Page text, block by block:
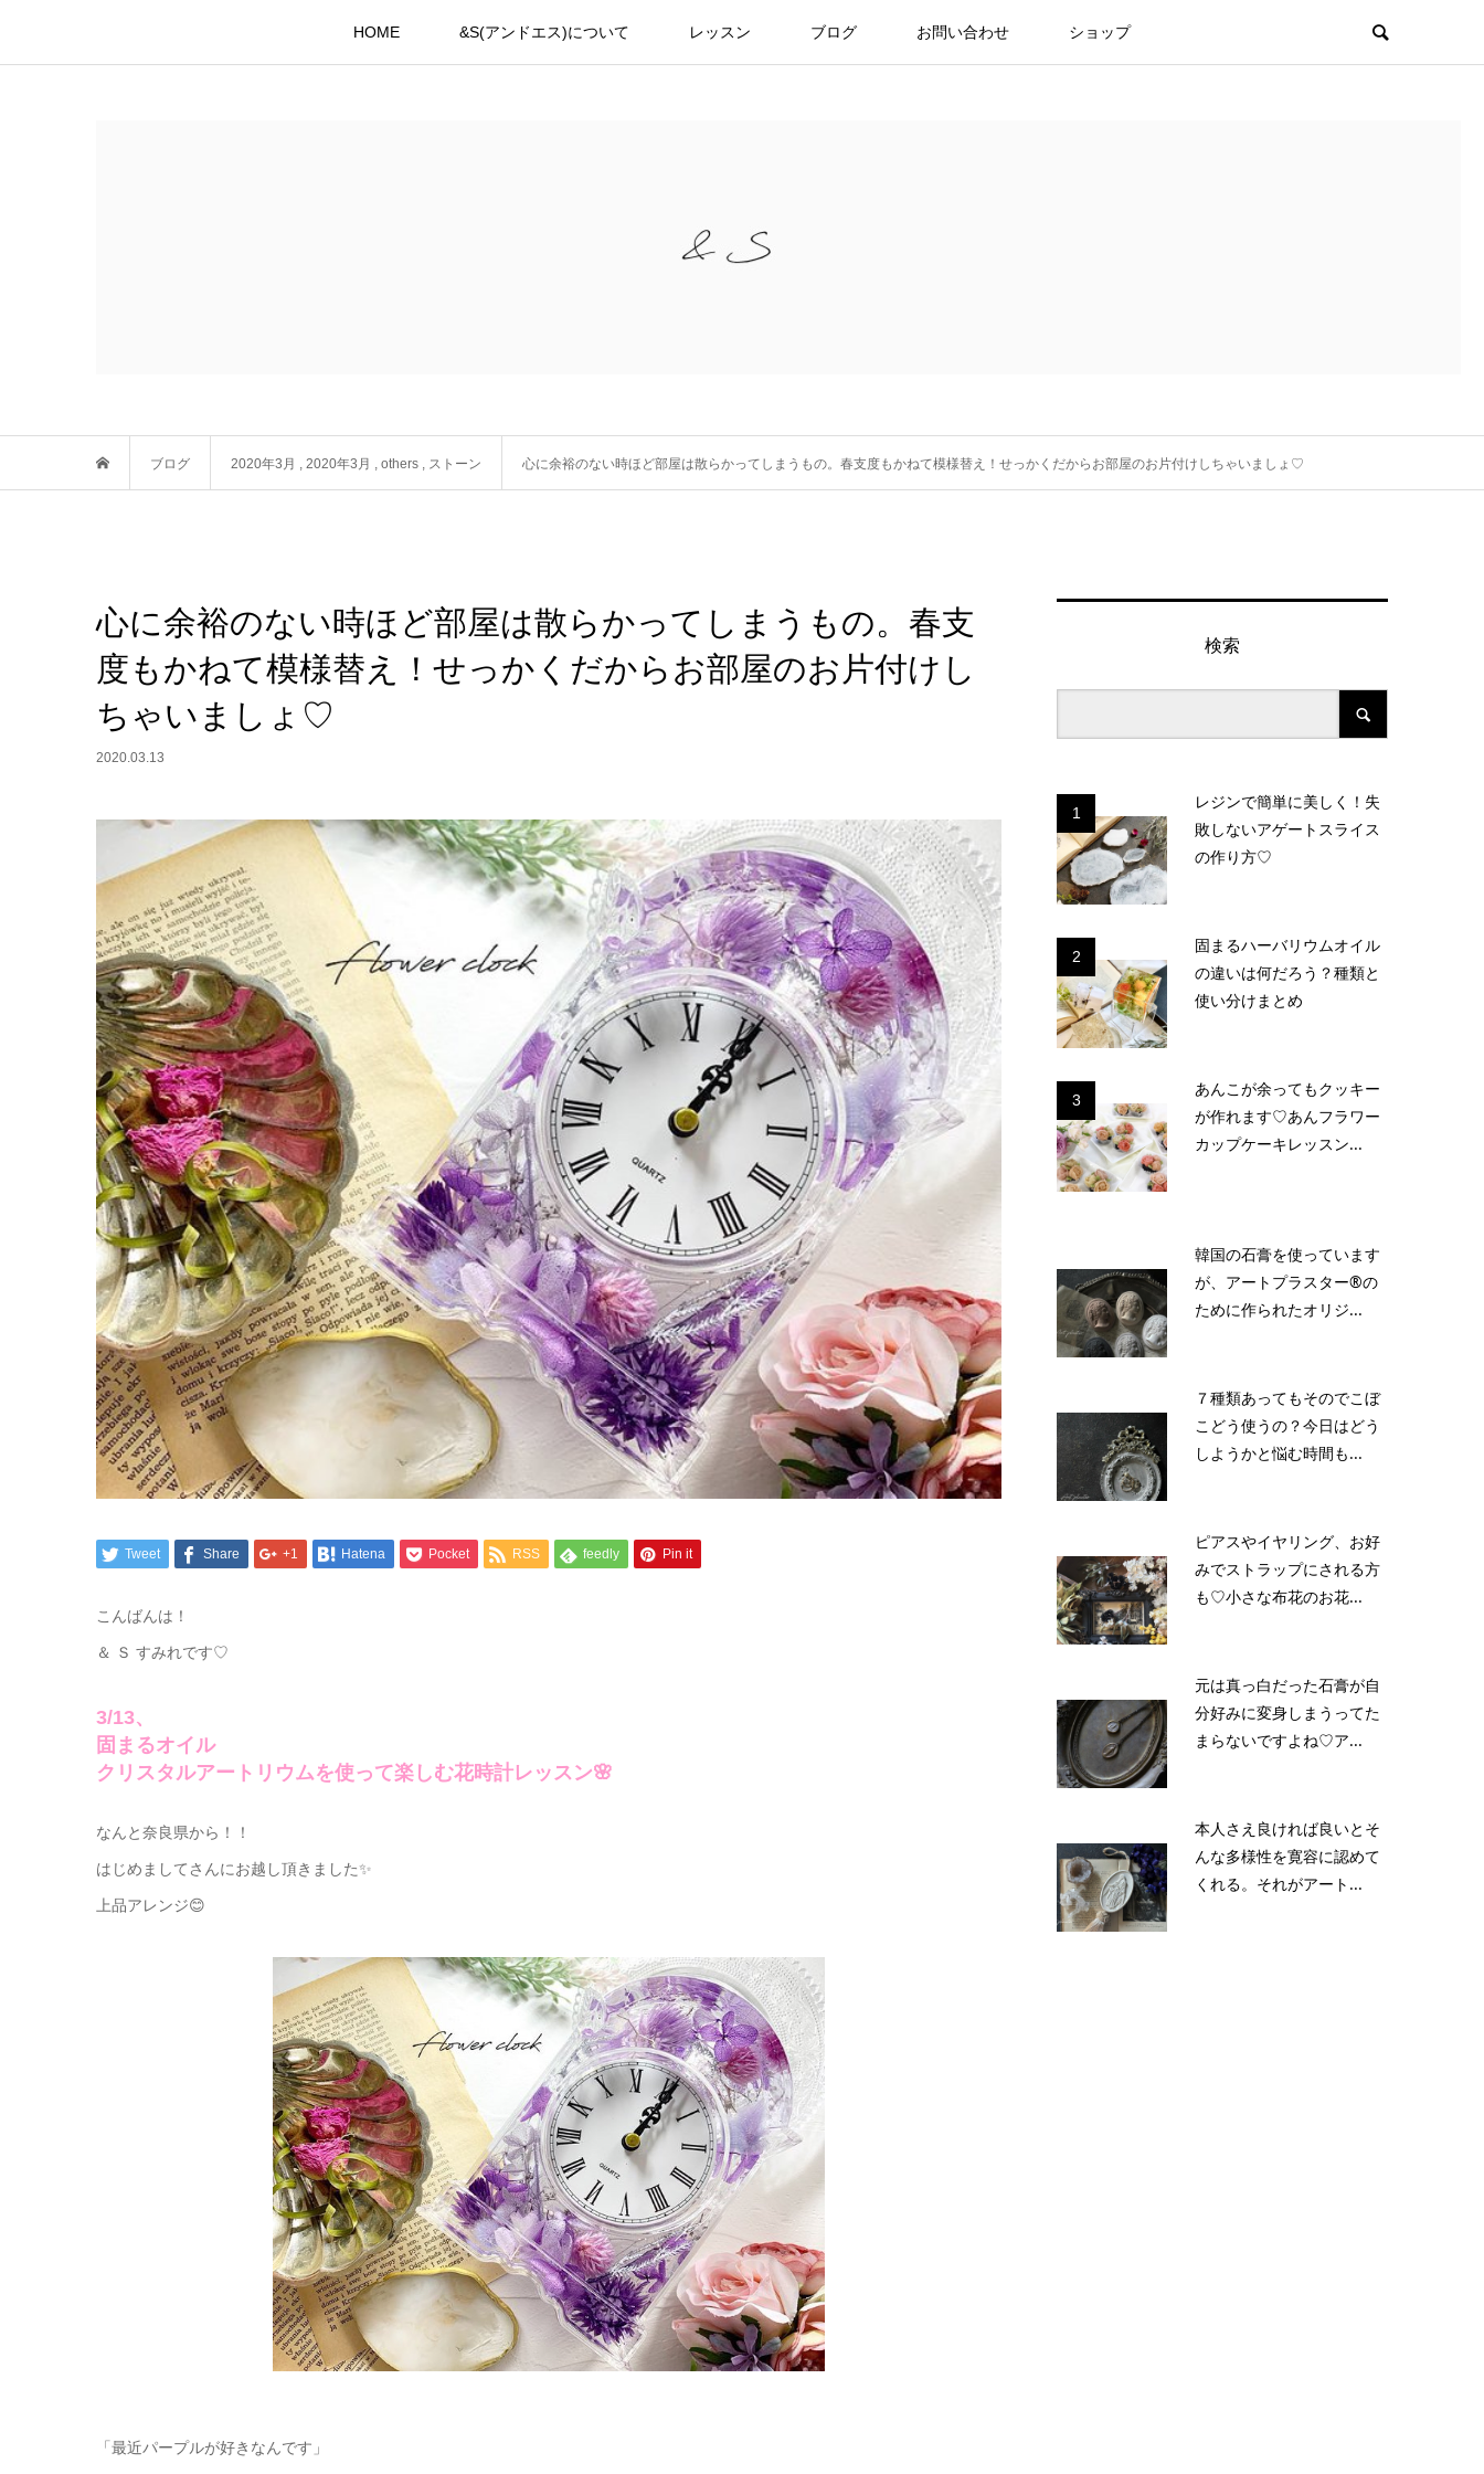
HOME &S(アンドエス)について レッスン ブログ お問い合わせ ショップ
ブログ 2020年3月 , 2020年3月 , others , ストーン 心に余裕のない時ほど部屋は散らかってしまうもの。春支度もかねて模様替え！せっかくだからお部屋のお片付けしちゃいましょ♡
心に余裕のない時ほど部屋は散らかってしまうもの。春支
度もかねて模様替え！せっかくだからお部屋のお片付けし
ちゃいましょ♡
2020.03.13
Tweet Share +1 Hatena Pocket RSS feedly Pin it
こんばんは！
＆ Ｓ すみれです♡
3/13、
固まるオイル
クリスタルアートリウムを使って楽しむ花時計レッスン🌸
なんと奈良県から！！
はじめましてさんにお越し頂きました✨
上品アレンジ😊
「最近パープルが好きなんです」
検索
1
レジンで簡単に美しく！失
敗しないアゲートスライス
の作り方♡
2
固まるハーバリウムオイル
の違いは何だろう？種類と
使い分けまとめ
3
あんこが余ってもクッキー
が作れます♡あんフラワー
カップケーキレッスン...
韓国の石膏を使っています
が、アートプラスター®の
ために作られたオリジ...
７種類あってもそのでこぼ
こどう使うの？今日はどう
しようかと悩む時間も...
ピアスやイヤリング、お好
みでストラップにされる方
も♡小さな布花のお花...
元は真っ白だった石膏が自
分好みに変身しまうってた
まらないですよね♡ア...
本人さえ良ければ良いとそ
んな多様性を寛容に認めて
くれる。それがアート...